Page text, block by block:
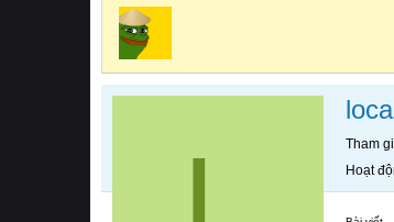
Tham
Hoạt